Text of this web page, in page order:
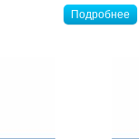
Подробнее